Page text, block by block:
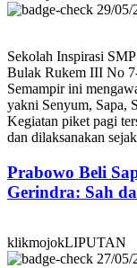
29/05/
Sekolah Inspirasi
Bulak Rukem III No
Semampir ini
yakni Senyum, Sapa,
Kegiatan piket pagi
dan dilaksanakan
Prabowo Beli
Gerindra: Sah
klikmojokLIPUTAN
27/05/